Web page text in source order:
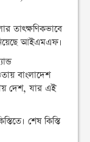
তাৎক্ষণিকভাবে
আইএমএফ।
বাংলাদেশ
দেশ, যার এই
শেষ কিস্তি